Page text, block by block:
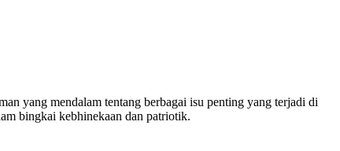
yang mendalam tentang berbagai isu penting yang terjadi di
bingkai kebhinekaan dan patriotik.